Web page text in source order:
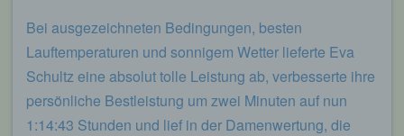
Bei ausgezeichneten Bedingungen, besten
Lauftemperaturen und sonnigem Wetter lieferte Eva
Schultz eine absolut tolle Leistung ab, verbesserte ihre
persönliche Bestleistung um zwei Minuten auf nun
1:14:43 Stunden und lief in der Damenwertung, die